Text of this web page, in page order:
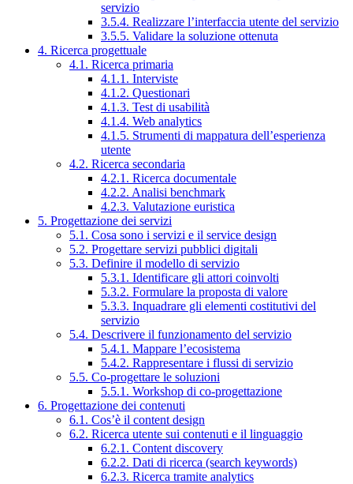
servizio
3.5.4. Realizzare l’interfaccia utente del servizio
3.5.5. Validare la soluzione ottenuta
4. Ricerca progettuale
4.1. Ricerca primaria
4.1.1. Interviste
4.1.2. Questionari
4.1.3. Test di usabilità
4.1.4. Web analytics
4.1.5. Strumenti di mappatura dell’esperienza
utente
4.2. Ricerca secondaria
4.2.1. Ricerca documentale
4.2.2. Analisi benchmark
4.2.3. Valutazione euristica
5. Progettazione dei servizi
5.1. Cosa sono i servizi e il service design
5.2. Progettare servizi pubblici digitali
5.3. Definire il modello di servizio
5.3.1. Identificare gli attori coinvolti
5.3.2. Formulare la proposta di valore
5.3.3. Inquadrare gli elementi costitutivi del
servizio
5.4. Descrivere il funzionamento del servizio
5.4.1. Mappare l’ecosistema
5.4.2. Rappresentare i flussi di servizio
5.5. Co-progettare le soluzioni
5.5.1. Workshop di co-progettazione
6. Progettazione dei contenuti
6.1. Cos’è il content design
6.2. Ricerca utente sui contenuti e il linguaggio
6.2.1. Content discovery
6.2.2. Dati di ricerca (search keywords)
6.2.3. Ricerca tramite analytics